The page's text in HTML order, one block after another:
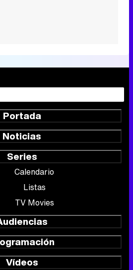
Portada
Noticias
Series
Calendario
Listas
TV Movies
Vídeos